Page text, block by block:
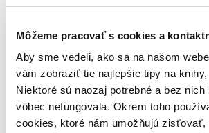
Môžeme pracovať s cookies a
Aby sme vedeli, ako sa na našom
vám zobraziť tie najlepšie tipy na
Niektoré sú naozaj potrebné a bez
vôbec nefungovala. Okrem toho
cookies, ktoré nám umožňujú zisťovať,
Austrália (15 titulov)Austrália
15
Španielsko (13 titulov)
Kolumbia (8 titulov)Kolumbia 8
Mexiko (6 titulov)Mexiko 6
Južná Afrika (6 titulov) Južná Afrika
Švajčiarsko (6 titulov)
Švédsko (5 titulov)Švédsko5
Japonsko (5 titulov)Japonsko5